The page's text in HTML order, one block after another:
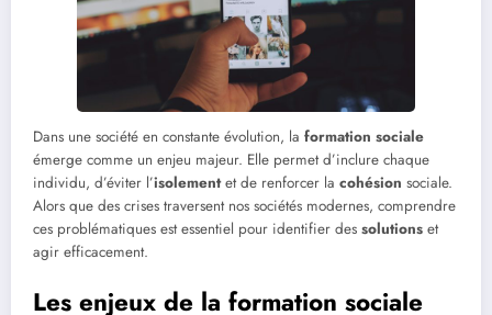
Dans une société en constante évolution, la formation sociale
émerge comme un enjeu majeur. Elle permet d’inclure chaque
individu, d’éviter l’isolementet de renforcer la cohésion sociale.
Alors que des crises traversent nos sociétés modernes, comprendre
ces problématiques est essentiel pour identifier des solutions et
agir efficacement.
Les enjeux de la formation sociale